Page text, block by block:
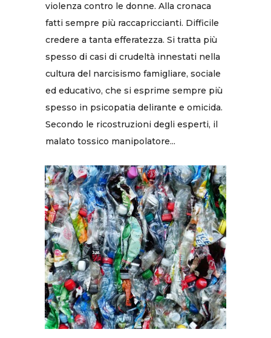
violenza contro le donne. Alla cronaca
fatti sempre più raccapriccianti. Difficile
credere a tanta efferatezza. Si tratta più
spesso di casi di crudeltà innestati nella
cultura del narcisismo famigliare, sociale
ed educativo, che si esprime sempre più
spesso in psicopatia delirante e omicida.
Secondo le ricostruzioni degli esperti, il
malato tossico manipolatore...